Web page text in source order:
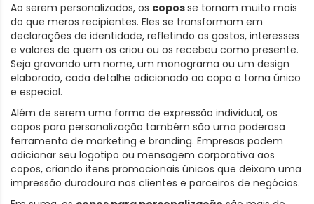
Ao serem personalizados, os coposse tornam muito mais
do que meros recipientes. Eles se transformam em
declarações de identidade, refletindo os gostos, interesses
e valores de quem os criou ou os recebeu como presente.
Seja gravando um nome, um monograma ou um design
elaborado, cada detalhe adicionado ao copo o torna único
e especial.
Além de serem uma forma de expressão individual, os
copos para personalização também são uma poderosa
ferramenta de marketing e branding. Empresas podem
adicionar seu logotipo ou mensagem corporativa aos
copos, criando itens promocionais únicos que deixam uma
impressão duradoura nos clientes e parceiros de negócios.